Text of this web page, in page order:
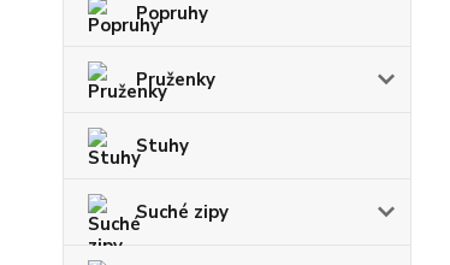
Popruhy
Pruženky
Stuhy
Suché zipy